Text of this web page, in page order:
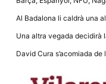
Al Badalona li caldrà una
Una altra vegada decidirà
David Cura s’acomiada